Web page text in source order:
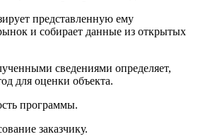
представленную ему
и собирает данные из открытых
сведениями определяет,
для оценки объекта.
программы.
заказчику.